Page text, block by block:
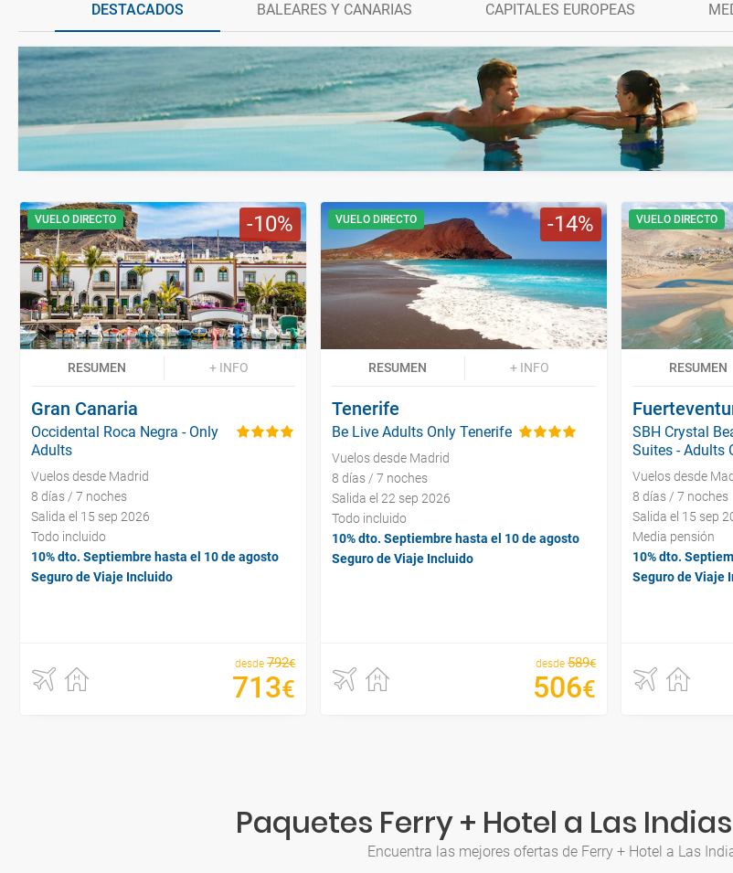
DESTACADOS BALEARES Y CANARIAS CAPITALES EUROPEAS
10
VUELO DIRECTO
RESUMEN + INFO
Gran Canaria
Occidental Roca Negra - Only
Adults
Vuelos desde Madrid
8 días / 7 noches
Salida el 15 sep 2026
Todo incluido
10% dto. Septiembre hasta el 10 de agosto
Seguro de Viaje Incluido
desde 792€
713€
14
VUELO DIRECTO
RESUMEN + INFO
Tenerife
Be Live Adults Only Tenerife
Vuelos desde Madrid
8 días / 7 noches
Salida el 22 sep 2026
Todo incluido
10% dto. Septiembre hasta el 10 de agosto
Seguro de Viaje Incluido
desde 589€
506€
VUELO DIRECTO
RESUMEN
SBH Crystal
Suites - Adults
Vuelos desde
8 días / 7 noches
Salida el 15 sep
Media pensión
10% dto.
Seguro de Viaje
Paquetes Ferry + Hotel a Las
Encuentra las mejores ofertas de Ferry + Hotel a Las